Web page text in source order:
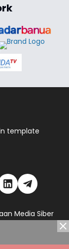
template
Media Siber